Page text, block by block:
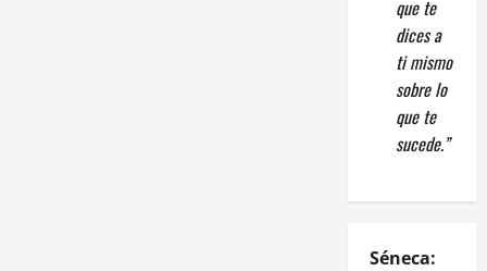
que te
dices a
ti mismo
sobre lo
que te
sucede.”
Séneca: